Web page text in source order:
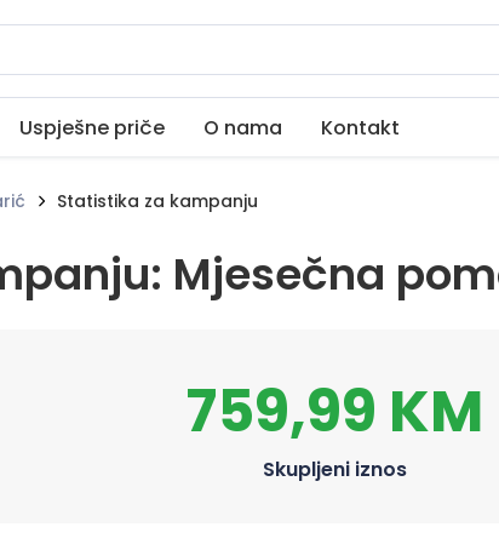
Uspješne priče O nama Kontakt
Statistika za kampanju
Mjesečna
759,99 KM
Skupljeni iznos